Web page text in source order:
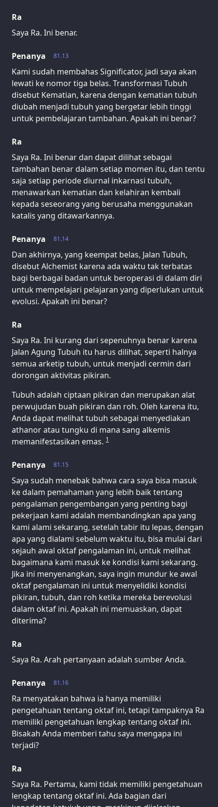
Ra
Saya Ra. Ini benar.
81.13
Penanya
Kami sudah membahas Significator, jadi saya akan
lewati ke nomor tiga belas. Transformasi Tubuh
disebut Kematian, karena dengan kematian tubuh
diubah menjadi tubuh yang bergetar lebih tinggi
untuk pembelajaran tambahan. Apakah ini benar?
Ra
Saya Ra. Ini benar dan dapat dilihat sebagai
tambahan benar dalam setiap momen itu, dan tentu
saja setiap periode diurnal inkarnasi tubuh,
menawarkan kematian dan kelahiran kembali
kepada seseorang yang berusaha menggunakan
katalis yang ditawarkannya.
81.14
Penanya
Dan akhirnya, yang keempat belas, Jalan Tubuh,
disebut Alchemist karena ada waktu tak terbatas
bagi berbagai badan untuk beroperasi di dalam diri
untuk mempelajari pelajaran yang diperlukan untuk
evolusi. Apakah ini benar?
Ra
Saya Ra. Ini kurang dari sepenuhnya benar karena
Jalan Agung Tubuh itu harus dilihat, seperti halnya
semua arketip tubuh, untuk menjadi cermin dari
dorongan aktivitas pikiran.
Tubuh adalah ciptaan pikiran dan merupakan alat
perwujudan buah pikiran dan roh. Oleh karena itu,
Anda dapat melihat tubuh sebagai menyediakan
athanor atau tungku di mana sang alkemis
memanifestasikan emas. 1
81.15
Penanya
Saya sudah menebak bahwa cara saya bisa masuk
ke dalam pemahaman yang lebih baik tentang
pengalaman pengembangan yang penting bagi
pekerjaan kami adalah membandingkan apa yang
kami alami sekarang, setelah tabir itu lepas, dengan
apa yang dialami sebelum waktu itu, bisa mulai dari
sejauh awal oktaf pengalaman ini, untuk melihat
bagaimana kami masuk ke kondisi kami sekarang.
Jika ini menyenangkan, saya ingin mundur ke awal
oktaf pengalaman ini untuk menyelidiki kondisi
pikiran, tubuh, dan roh ketika mereka berevolusi
dalam oktaf ini. Apakah ini memuaskan, dapat
diterima?
Ra
Saya Ra. Arah pertanyaan adalah sumber Anda.
81.16
Penanya
Ra menyatakan bahwa ia hanya memiliki
pengetahuan tentang oktaf ini, tetapi tampaknya Ra
memiliki pengetahuan lengkap tentang oktaf ini.
Bisakah Anda memberi tahu saya mengapa ini
terjadi?
Ra
Saya Ra. Pertama, kami tidak memiliki pengetahuan
lengkap tentang oktaf ini. Ada bagian dari